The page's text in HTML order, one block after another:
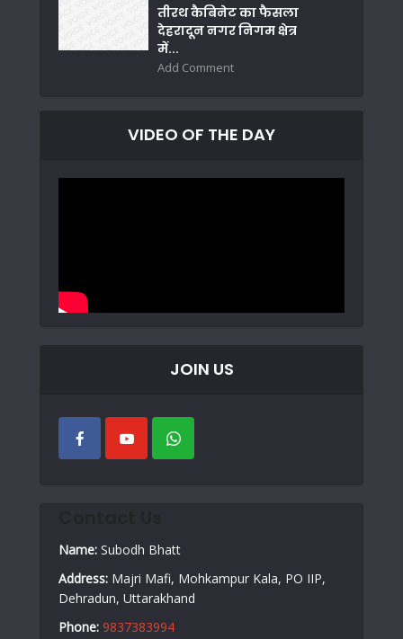
तीरथ कैबिनेट का फैसला
देहरादून नगर निगम क्षेत्र
में...
Add Comment
VIDEO OF THE DAY
JOIN US
Name: Subodh Bhatt
Address: Majri Mafi, Mohkampur Kala, PO IIP,
Dehradun, Uttarakhand
Phone: 9837383994